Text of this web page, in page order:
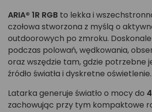
ARIA® 1R RGB to lekka i
czołowa stworzona z myślą o
outdoorowych po zmroku.
podczas polowań, wędkowania,
oraz wszędzie tam, gdzie potrzebne
źródło światła i dyskretne oświetlenie.
Latarka generuje światło o mocy do
zachowując przy tym kompaktowe